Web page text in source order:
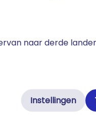
naar derde
Instellingen